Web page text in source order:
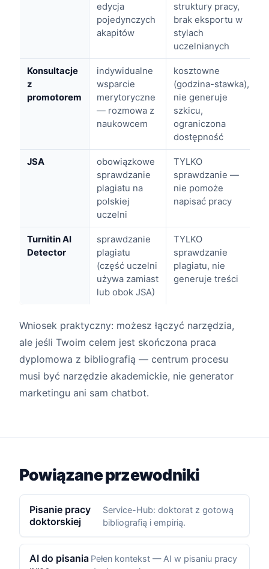
edycja
pojedynczych
akapitów
struktury pracy,
brak eksportu w
stylach
uczelnianych
Konsultacje
z
promotorem
indywidualne
wsparcie
merytoryczne
— rozmowa z
naukowcem
kosztowne
(godzina-stawka),
nie generuje
szkicu,
ograniczona
dostępność
JSA
obowiązkowe
sprawdzanie
plagiatu na
polskiej
uczelni
TYLKO
sprawdzanie —
nie pomoże
napisać pracy
Turnitin AI
Detector
sprawdzanie
plagiatu
(część uczelni
używa zamiast
lub obok JSA)
TYLKO
sprawdzanie
plagiatu, nie
generuje treści
Wniosek praktyczny: możesz łączyć narzędzia,
ale jeśli Twoim celem jest skończona praca
dyplomowa z bibliografią — centrum procesu
musi być narzędzie akademickie, nie generator
marketingu ani sam chatbot.
Powiązane przewodniki
Pisanie pracy
doktorskiej
Service-Hub: doktorat z gotową
bibliografią i empirią.
AI do pisania Pełen kontekst — AI w pisaniu pracy